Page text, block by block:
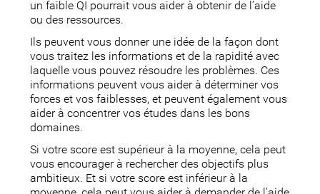
un faible QI pourrait vous aider à obtenir de l’aide
ou des ressources.
Ils peuvent vous donner une idée de la façon dont
vous traitez les informations et de la rapidité avec
laquelle vous pouvez résoudre les problèmes. Ces
informations peuvent vous aider à déterminer vos
forces et vos faiblesses, et peuvent également vous
aider à concentrer vos études dans les bons
domaines.
Si votre score est supérieur à la moyenne, cela peut
vous encourager à rechercher des objectifs plus
ambitieux. Et si votre score est inférieur à la